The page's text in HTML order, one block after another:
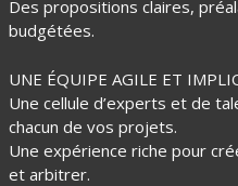
Des propositions claires,
budgétées.
UNE ÉQUIPE AGILE ET
Une cellule d’experts et de
chacun de vos projets.
Une expérience riche pour
et arbitrer.